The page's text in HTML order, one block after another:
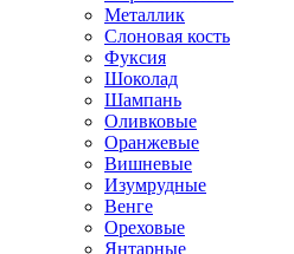
Металлик
Слоновая кость
Фуксия
Шоколад
Шампань
Оливковые
Оранжевые
Вишневые
Изумрудные
Венге
Ореховые
Янтарные